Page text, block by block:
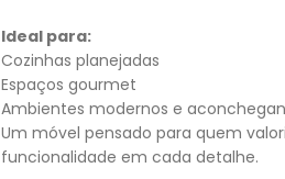
Ideal para:
Cozinhas planejadas
Espaços gourmet
Ambientes modernos e
Um móvel pensado para quem
funcionalidade em cada detalhe.